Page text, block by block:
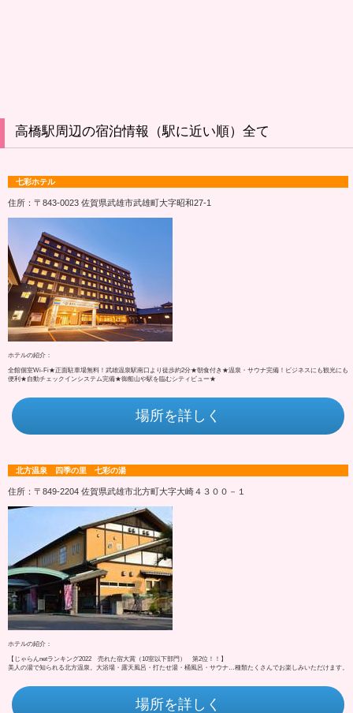
高橋駅周辺の宿泊情報（駅に近い順）全て
七彩ホテル
住所：〒843-0023 佐賀県武雄市武雄町大字昭和27‐1
ホテルの紹介：
全館個室Wi-Fi★正面駐車場無料！武雄温泉駅南口より徒歩約2分★朝食付き★温泉・サウナ完備！ビジネスにも観光にも
便利★自動チェックインシステム完備★御船山や駅を臨むシティビュー★
場所を詳しく
北方温泉 四季の里 七彩の湯
住所：〒849-2204 佐賀県武雄市北方町大字大崎４３００－１
ホテルの紹介：
【じゃらんnetランキング2022 売れた宿大賞（10室以下部門） 第2位！！】
美人の湯で知られる北方温泉。大浴場・露天風呂・打たせ湯・桶風呂・サウナ…種類たくさんでお楽しみいただけます。
場所を詳しく